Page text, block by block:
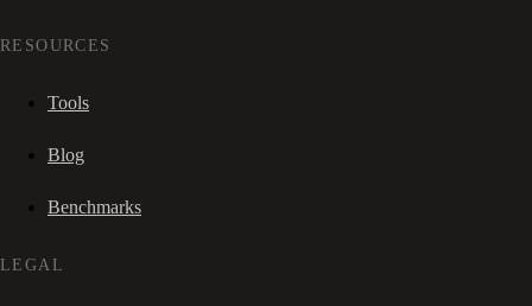
RESOURCES
Tools
Blog
Benchmarks
LEGAL